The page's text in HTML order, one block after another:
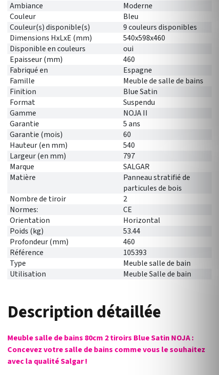
Ambiance
Moderne
Couleur
Bleu
Couleur(s) disponible(s)
9 couleurs disponibles
Dimensions HxLxE (mm)
540x598x460
Disponible en couleurs
oui
Epaisseur (mm)
460
Fabriqué en
Espagne
Famille
Meuble de salle de bains
Finition
Blue Satin
Format
Suspendu
Gamme
NOJA II
Garantie
5 ans
Garantie (mois)
60
Hauteur (en mm)
540
Largeur (en mm)
797
Marque
SALGAR
Matière
Panneau stratifié de
particules de bois
Nombre de tiroir
2
Normes:
CE
Orientation
Horizontal
Poids (kg)
53.44
Profondeur (mm)
460
Référence
105393
Type
Meuble salle de bain
Utilisation
Meuble Salle de bain
Description détaillée
Meuble salle de bains 80cm 2 tiroirs Blue Satin NOJA :
Concevez votre salle de bains comme vous le souhaitez
avec la qualité Salgar !